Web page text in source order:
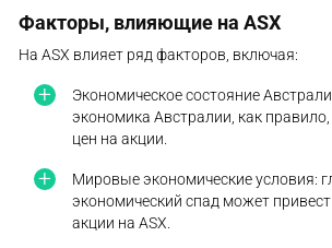
Факторы, влияющие на ASX
На ASX влияет ряд факторов, включая:
Экономическое состояние
экономика Австралии, как
цен на акции.
Мировые экономические условия:
экономический спад может
акции на ASX.